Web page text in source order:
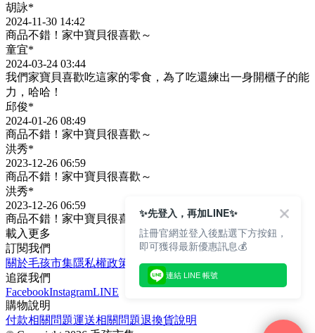
胡詠*
2024-11-30 14:42
商品不錯！家中寶貝很喜歡～
童宜*
2024-03-24 03:44
我們家寶貝喜歡吃這家的零食，為了吃還練出一身開櫃子的能
力，哈哈！
邱俊*
2024-01-26 08:49
商品不錯！家中寶貝很喜歡～
洪秀*
2023-12-26 06:59
商品不錯！家中寶貝很喜歡～
洪秀*
2023-12-26 06:59
商品不錯！家中寶貝很喜歡～
載入更多
訂閱我們
關於毛孩市集隱私權政策
文章
追蹤我們
FacebookInstagramLINE
購物說明
付款相關問題運送相關問題退換貨說明
✨先登入，再加LINE✨
註冊官網並登入後點選下方按鈕，
即可獲得最新優惠訊息💰
連結 LINE 帳號